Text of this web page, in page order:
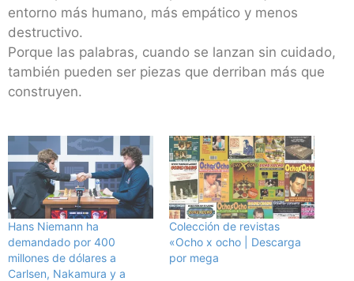
entorno más humano, más empático y menos
destructivo.
Porque las palabras, cuando se lanzan sin cuidado,
también pueden ser piezas que derriban más que
construyen.
Hans Niemann ha
demandado por 400
millones de dólares a
Carlsen, Nakamura y a
Colección de revistas
«Ocho x ocho | Descarga
por mega